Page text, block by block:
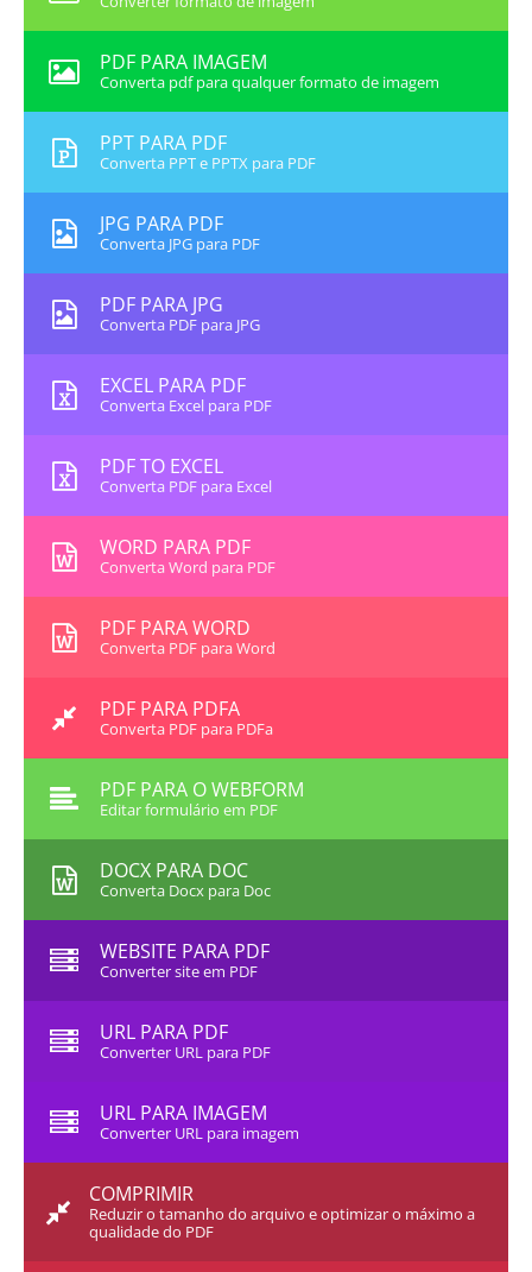
PDF PARA IMAGEM
Converta pdf para qualquer formato de imagem
PPT PARA PDF
Converta PPT e PPTX para PDF
JPG PARA PDF
Converta JPG para PDF
PDF PARA JPG
Converta PDF para JPG
EXCEL PARA PDF
Converta Excel para PDF
PDF TO EXCEL
Converta PDF para Excel
WORD PARA PDF
Converta Word para PDF
PDF PARA WORD
Converta PDF para Word
PDF PARA PDFA
Converta PDF para PDFa
PDF PARA O WEBFORM
Editar formulário em PDF
DOCX PARA DOC
Converta Docx para Doc
WEBSITE PARA PDF
Converter site em PDF
URL PARA PDF
Converter URL para PDF
URL PARA IMAGEM
Converter URL para imagem
COMPRIMIR
Reduzir o tamanho do arquivo e optimizar o máximo a
qualidade do PDF